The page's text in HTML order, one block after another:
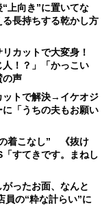
上向き”に置いてな
長持ちする乾かし方
リカットで大変身！
！？」「かっこい
の声
トで解決→イケオジ
「うちの夫もお願い
の着こなし” 《抜け
すてきです。まねし
がったお面、なんと
の“粋な計らい”に